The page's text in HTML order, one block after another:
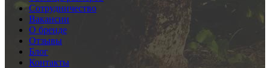
Сотрудничество
Вакансии
О бренде
Отзывы
Блог
Контакты